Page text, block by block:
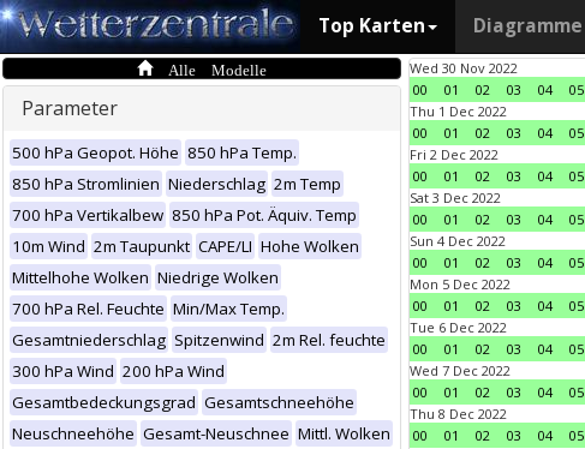
Top Karten Diagramme
Alle Modelle
Parameter
500 hPa Geopot. Höhe 850 hPa Temp.
850 hPa Stromlinien Niederschlag 2m Temp
700 hPa Vertikalbew 850 hPa Pot. Äquiv. Temp
10m Wind 2m Taupunkt CAPE/LI Hohe Wolken
Mittelhohe Wolken Niedrige Wolken
700 hPa Rel. Feuchte Min/Max Temp.
Gesamtniederschlag Spitzenwind 2m Rel. feuchte
300 hPa Wind 200 hPa Wind
Gesamtbedeckungsgrad Gesamtschneehöhe
Neuschneehöhe Gesamt-Neuschnee Mittl. Wolken
Wed 30 Nov 2022
00
01 02 03 04 05
Thu 1 Dec 2022
00
01 02 03 04 05
Fri 2 Dec 2022
00
01 02 03 04 05
Sat 3 Dec 2022
00
01 02 03 04 05
Sun 4 Dec 2022
00
01 02 03 04 05
Mon 5 Dec 2022
00
01 02 03 04 05
Tue 6 Dec 2022
00
01 02 03 04 05
Wed 7 Dec 2022
00
01 02 03 04 05
Thu 8 Dec 2022
00
01 02 03 04 05